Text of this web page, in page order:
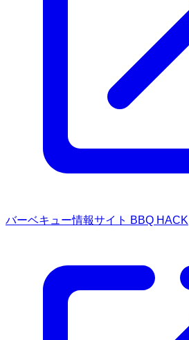
バーベキュー情報サイト BBQ HACK